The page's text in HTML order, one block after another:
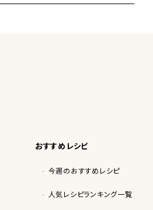
おすすめレシピ
今週のおすすめレシピ
人気レシピランキング一覧